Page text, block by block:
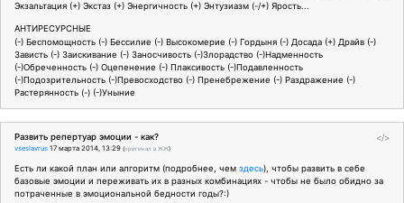
Экзальтация (+) Экстаз (+) Энергичность (+) Энтузиазм (-/+) Ярость...
АНТИРЕСУРСНЫЕ
(-) Беспомощность (-) Бессилие (-) Высокомерие (-) Гордыня (-) Досада (+) Драйв (-)
Зависть (-) Заискивание (-) Заносчивость (-)Злорадство (-)Надменность
(-)Обреченность (-) Оцепенение (-) Плаксивость (-)Подавленность
(-)Подозрительность (-)Превосходство (-) Пренебрежение (-) Раздражение (-)
Растерянность (-) (-)Уныние
</>
Развить репертуар эмоции - как?
vseslavrus 17 марта 2014, 13:29 (оригинал в ЖЖ)
Есть ли какой план или алгоритм (подробнее, чем здесь), чтобы развить в себе
базовые эмоции и переживать их в разных комбинациях - чтобы не было обидно за
потраченные в эмоциональной бедности годы?:)